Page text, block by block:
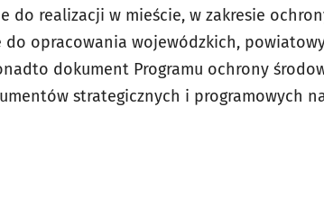
do realizacji w mieście, w zakresie
opracowania wojewódzkich,
dokument Programu ochrony
strategicznych i programowych